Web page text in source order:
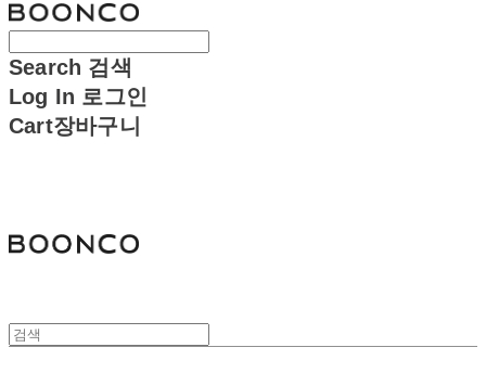
Search 검색
Log In 로그인
Cart장바구니